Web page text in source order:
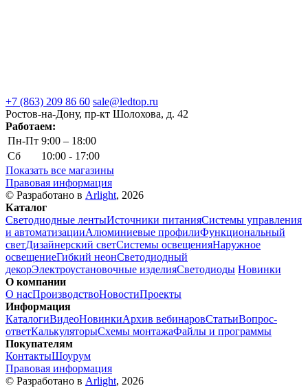
+7 (863) 209 86 60 sale@ledtop.ru
Ростов-на-Дону, пр-кт Шолохова, д. 42
Работаем:
Пн-Пт 9:00 – 18:00
Сб
10:00 - 17:00
Показать все магазины
Правовая информация
© Разработано в Arlight, 2026
Каталог
Светодиодные лентыИсточники питанияСистемы управления
и автоматизацииАлюминиевые профилиФункциональный
светДизайнерский светСистемы освещенияНаружное
освещениеГибкий неонСветодиодный
декорЭлектроустановочные изделияСветодиоды Новинки
О компании
О насПроизводствоНовостиПроекты
Информация
КаталогиВидеоНовинкиАрхив вебинаровСтатьиВопрос-
ответКалькуляторыСхемы монтажаФайлы и программы
Покупателям
КонтактыШоурум
Правовая информация
© Разработано в Arlight, 2026